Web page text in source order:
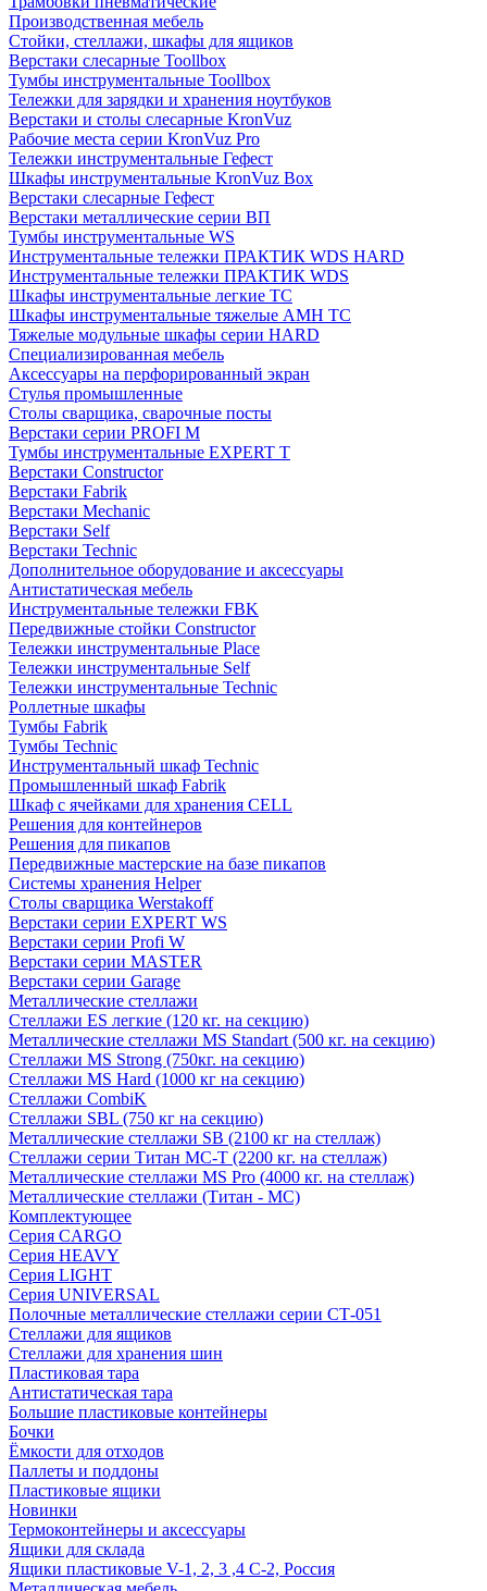
Производственная мебель
Стойки, стеллажи, шкафы для ящиков
Верстаки слесарные Toollbox
Тумбы инструментальные Toollbox
Тележки для зарядки и хранения ноутбуков
Верстаки и столы слесарные KronVuz
Рабочие места серии KronVuz Pro
Тележки инструментальные Гефест
Шкафы инструментальные KronVuz Box
Верстаки слесарные Гефест
Верстаки металлические серии ВП
Тумбы инструментальные WS
Инструментальные тележки ПРАКТИК WDS HARD
Инструментальные тележки ПРАКТИК WDS
Шкафы инструментальные легкие ТС
Шкафы инструментальные тяжелые AMH TC
Тяжелые модульные шкафы серии HARD
Cпециализированная мебель
Аксессуары на перфорированный экран
Стулья промышленные
Столы сварщика, сварочные посты
Верстаки серии PROFI M
Тумбы инструментальные EXPERT T
Верстаки Constructor
Верстаки Fabrik
Верстаки Mechanic
Верстаки Self
Верстаки Technic
Дополнительное оборудование и аксессуары
Антистатическая мебель
Инструментальные тележки FBK
Передвижные стойки Constructor
Тележки инструментальные Place
Тележки инструментальные Self
Тележки инструментальные Technic
Роллетные шкафы
Тумбы Fabrik
Тумбы Technic
Инструментальный шкаф Technic
Промышленный шкаф Fabrik
Шкаф с ячейками для хранения CELL
Решения для контейнеров
Решения для пикапов
Передвижные мастерские на базе пикапов
Системы хранения Helper
Столы сварщика Werstakoff
Верстаки серии EXPERT WS
Верстаки серии Profi W
Верстаки серии MASTER
Верстаки серии Garage
Металлические стеллажи
Стеллажи ES легкие (120 кг. на секцию)
Металлические стеллажи MS Standart (500 кг. на секцию)
Стеллажи MS Strong (750кг. на секцию)
Стеллажи MS Hard (1000 кг на секцию)
Стеллажи CombiK
Стеллажи SBL (750 кг на секцию)
Металлические стеллажи SB (2100 кг на стеллаж)
Стеллажи серии Титан МС-Т (2200 кг. на стеллаж)
Металлические стеллажи MS Pro (4000 кг. на стеллаж)
Металлические стеллажи (Титан - МС)
Комплектующее
Серия CARGO
Серия HEAVY
Серия LIGHT
Серия UNIVERSAL
Полочные металлические стеллажи серии СТ-051
Стеллажи для ящиков
Стеллажи для хранения шин
Пластиковая тара
Антистатическая тара
Большие пластиковые контейнеры
Бочки
Ёмкости для отходов
Паллеты и поддоны
Пластиковые ящики
Новинки
Термоконтейнеры и аксессуары
Ящики для склада
Ящики пластиковые V-1, 2, 3 ,4 С-2, Россия